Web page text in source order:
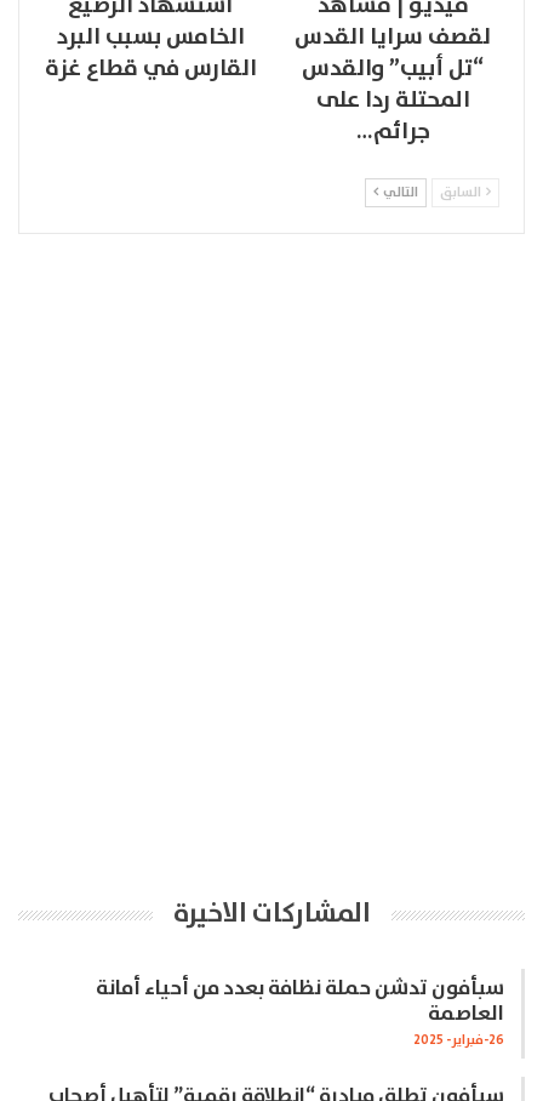
لقصف سرايا القدس
“تل أبيب” والقدس
المحتلة ردا على
جرائم…
الخامس بسبب البرد
القارس في قطاع غزة
السابق التالي
المشاركات الاخيرة
سبأفون تدشن حملة نظافة بعدد من أحياء أمانة
العاصمة
26-فبراير- 2025